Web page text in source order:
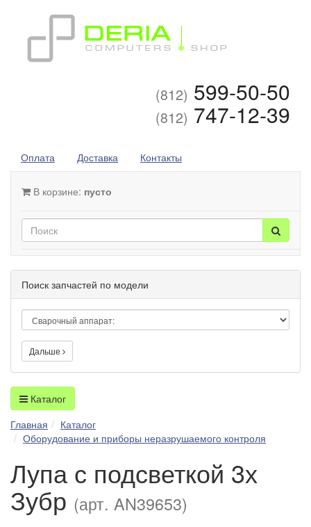
(812) 599-50-50
(812) 747-12-39
Оплата Доставка Контакты
В корзине: пусто
Поиск запчастей по модели
Дальше
Каталог
Главная
Каталог
Оборудование и приборы неразрушаемого контроля
Лупа с подсветкой 3х
Зубр (арт. AN39653)